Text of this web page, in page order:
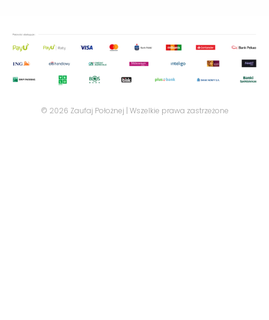
© 2026 Zaufaj Położnej | Wszelkie prawa zastrzeżone